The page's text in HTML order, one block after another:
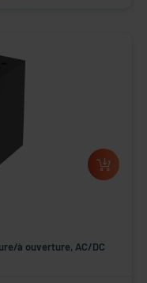
à ouverture, AC/DC